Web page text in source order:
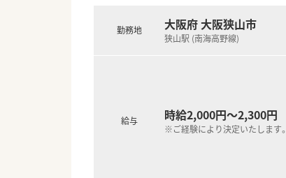
勤務地 大阪府 大阪狭山市
狭山駅 (南海高野線)
給与 時給2,000円～2,300円
※ご経験により決定いたします。